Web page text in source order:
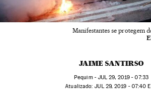
Manifestantes se protegem
JAIME SANTIRSO
Pequim - JUL 29, 2019 - 07:33
atualizado: JUL29, 2019 - 07:40